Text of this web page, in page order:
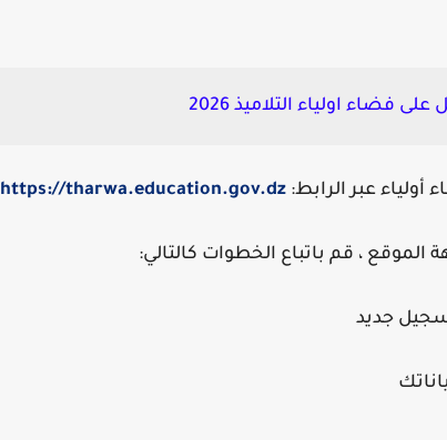
فضاء اولياء التلاميذ 2026
أولياء عبر الرابط: https://tharwa.education.gov.dz
، قم باتباع الخطوات كالتالي: